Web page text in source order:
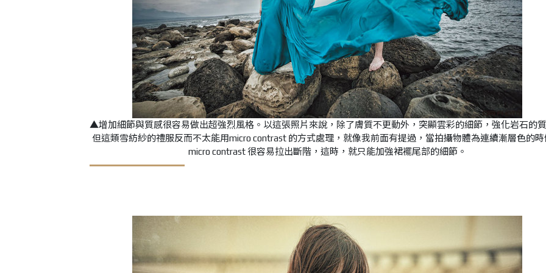
▲增加細節與質感很容易做出超強烈風格。以這張照片來說，除了膚質不更動外，突顯雲彩的細節，強化岩石的質
但這類雪紡紗的禮服反而不太能用micro contrast 的方式處理，就像我前面有提過，當拍攝物體為連續漸層色的時
micro contrast 很容易拉出斷階，這時，就只能加強裙襬尾部的細節。